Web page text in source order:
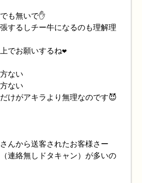
も無いで✋
するしチー牛になるのも理解理
でお願いするね❤️
ない
ない
けがアキラより無理なのです😈
んから送客されたお客様さー
連絡無しドタキャン）が多いの